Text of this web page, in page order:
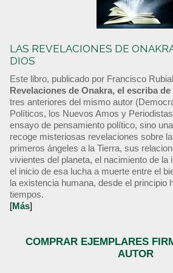
LAS REVELACIONES DE
DIOS
Este libro, publicado por Francisco
Revelaciones de Onakra, el escriba
tres anteriores del mismo autor
Políticos, los Nuevos Amos y
ensayo de pensamiento político, sino
recoge misteriosas revelaciones sobre
primeros ángeles a la Tierra, sus
vivientes del planeta, el nacimiento de la
el inicio de esa lucha a muerte entre el
la existencia humana, desde el principio
tiempos.
[Más]
COMPRAR EJEMPLARES
AUTOR